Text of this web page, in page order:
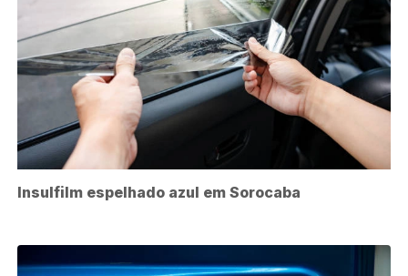
Insulfilm espelhado azul em Sorocaba